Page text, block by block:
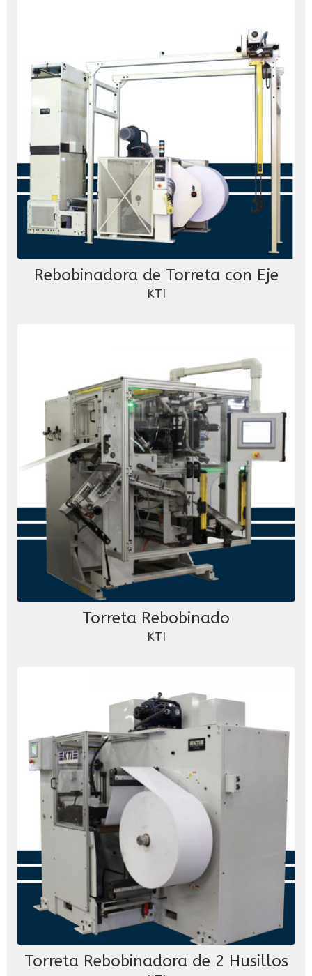
Rebobinadora de Torreta con Eje
KTI
Torreta Rebobinado
KTI
Torreta Rebobinadora de 2 Husillos